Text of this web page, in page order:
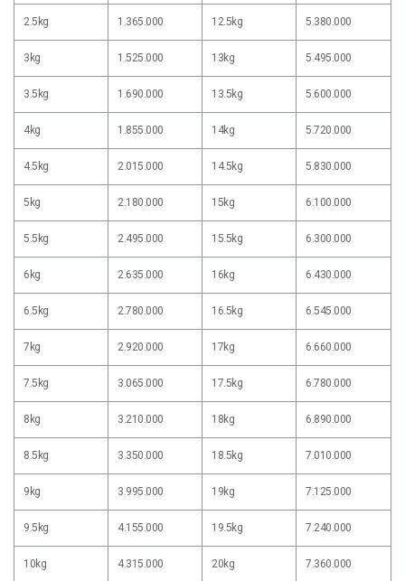
2.5kg 1.365.000 12.5kg 5.380.000
3kg 1.525.000 13kg 5.495.000
3.5kg 1.690.000 13.5kg 5.600.000
4kg 1.855.000 14kg 5.720.000
4.5kg 2.015.000 14.5kg 5.830.000
5kg 2.180.000 15kg 6.100.000
5.5kg 2.495.000 15.5kg 6.300.000
6kg 2.635.000 16kg 6.430.000
6.5kg 2.780.000 16.5kg 6.545.000
7kg 2.920.000 17kg 6.660.000
7.5kg 3.065.000 17.5kg 6.780.000
8kg 3.210.000 18kg 6.890.000
8.5kg 3.350.000 18.5kg 7.010.000
9kg 3.995.000 19kg 7.125.000
9.5kg 4.155.000 19.5kg 7.240.000
10kg 4.315.000 20kg 7.360.000